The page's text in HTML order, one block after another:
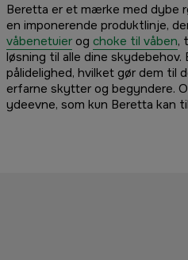
Beretta er et mærke med dybe
en imponerende produktlinje,
våbenetuier og choke til våben,
løsning til alle dine
pålidelighed, hvilket gør dem til
erfarne skytter og begyndere.
ydeevne, som kun Beretta kan